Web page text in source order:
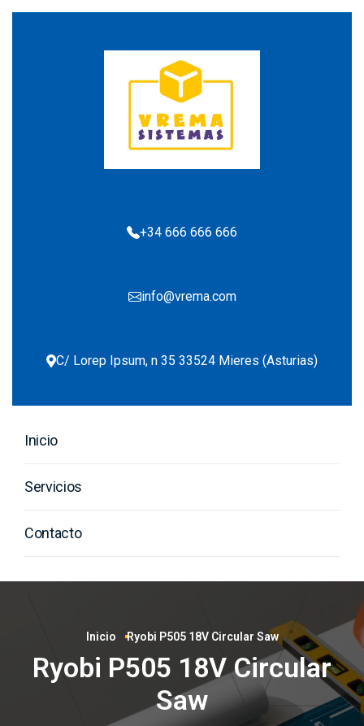
+34 666 666 666
info@vrema.com
C/ Lorep Ipsum, n 35 33524 Mieres (Asturias)
Inicio
Servicios
Contacto
Inicio Ryobi P505 18V Circular Saw
Ryobi P505 18V Circular
Saw